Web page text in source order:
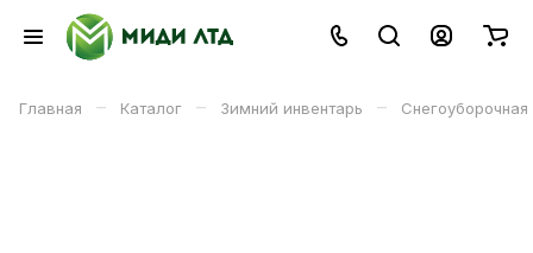
Главная – Каталог – Зимний инвентарь – Снегоуборочная